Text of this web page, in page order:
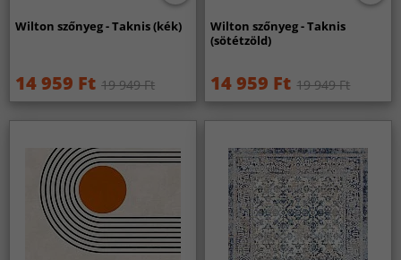
Wilton szőnyeg - Taknis (kék)
14 959 Ft 19 949 Ft
Wilton szőnyeg - Taknis
(sötétzöld)
14 959 Ft 19 949 Ft